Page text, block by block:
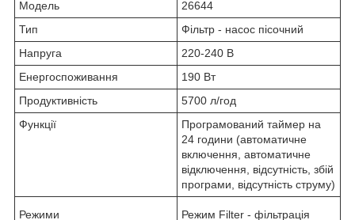
Модель
26644
Тип
Фільтр - насос пісочний
Напруга
220-240 В
Енергоспоживання
190 Вт
Продуктивність
5700 л/год
Функції
Програмований таймер на
24 години (автоматичне
включення, автоматичне
відключення, відсутність, збій
програми, відсутність струму)
Режими
Режим Filter - фільтрація